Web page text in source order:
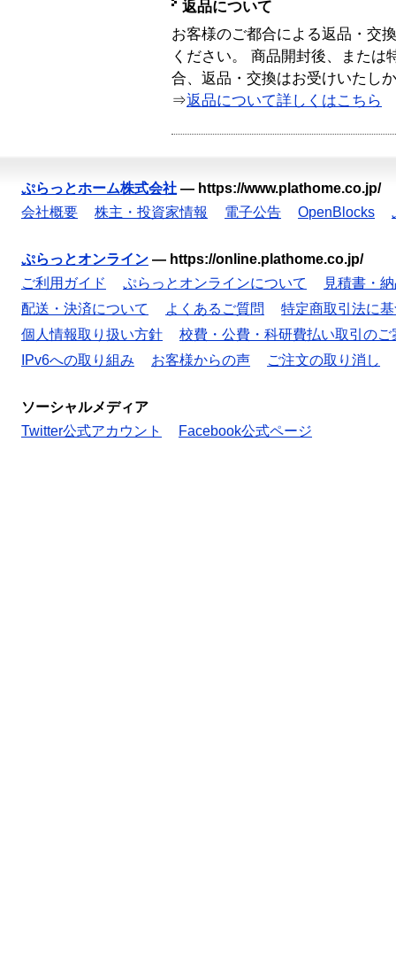
返品について
お客様のご都合による返品・交
ください。 商品開封後、または
合、返品・交換はお受けいたし
⇒返品について詳しくはこちら
ぷらっとホーム株式会社 — https://www.plathome.co.jp/
会社概要
株主・投資家情報 電子公告 OpenBlocks
ぷらっとオンライン — https://online.plathome.co.jp/
ご利用ガイド
ぷらっとオンラインについて
見積書・
配送・決済について
よくあるご質問
特定商取引法に
個人情報取り扱い方針
校費・公費・科研費払い取引のご
IPv6への取り組み
お客様からの声 ご注文の取り消し
ソーシャルメディア
Twitter公式アカウント
Facebook公式ページ